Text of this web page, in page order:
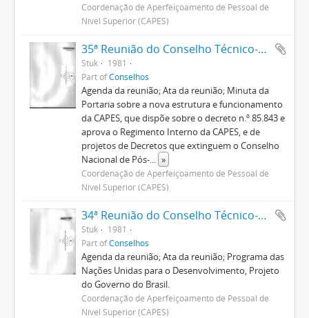
Coordenação de Aperfeiçoamento de Pessoal de
Nível Superior (CAPES)
35ª Reunião do Conselho Técnico-Administrativo
Stuk
1981
Part ofConselhos
Agenda da reunião; Ata da reunião; Minuta da
Portaria sobre a nova estrutura e funcionamento
da CAPES, que dispõe sobre o decreto n.º 85.843 e
aprova o Regimento Interno da CAPES, e de
projetos de Decretos que extinguem o Conselho
Nacional de Pós-... »
Coordenação de Aperfeiçoamento de Pessoal de
Nível Superior (CAPES)
34ª Reunião do Conselho Técnico-Administrativo
Stuk
1981
Part ofConselhos
Agenda da reunião; Ata da reunião; Programa das
Nações Unidas para o Desenvolvimento, Projeto
do Governo do Brasil.
Coordenação de Aperfeiçoamento de Pessoal de
Nível Superior (CAPES)